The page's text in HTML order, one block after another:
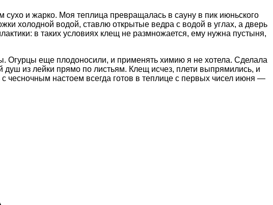
сухо и жарко. Моя теплица превращалась в сауну в пик июньского
холодной водой, ставлю открытые ведра с водой в углах, а дверь
в таких условиях клещ не размножается, ему нужна пустыня,
Огурцы еще плодоносили, и применять химию я не хотела. Сделала
из лейки прямо по листьям. Клещ исчез, плети выпрямились, и
чесночным настоем всегда готов в теплице с первых чисел июня —